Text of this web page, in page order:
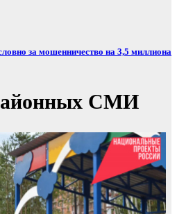
за мошенничество на 3,5 миллиона